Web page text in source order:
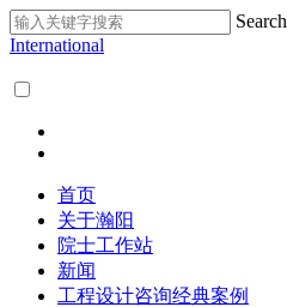
Search
International
首页
关于瀚阳
院士工作站
新闻
工程设计咨询经典案例